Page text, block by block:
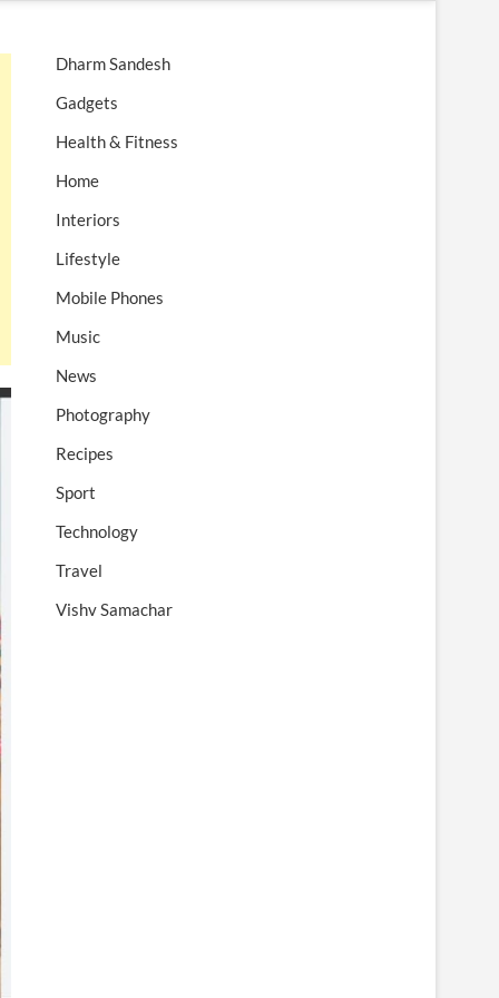
Dharm Sandesh
Gadgets
Health & Fitness
Home
Interiors
Lifestyle
Mobile Phones
Music
News
Photography
Recipes
Sport
Technology
Travel
Vishv Samachar